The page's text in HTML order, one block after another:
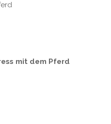
mit dem Pferd